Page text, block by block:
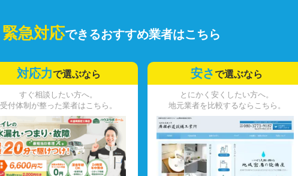
緊急対応できるおすすめ業者はこちら
対応力で選ぶなら
すぐ相談したい方へ。
受付体制が整った業者はこちら。
安さで選ぶなら
とにかく安くしたい方へ。
地元業者を比較するならこちら。